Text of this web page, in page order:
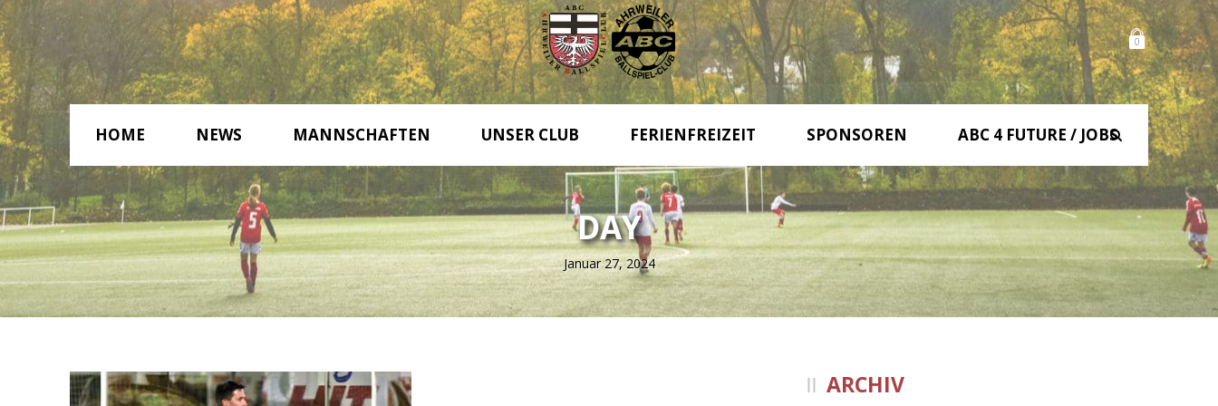
0
HOME NEWS MANNSCHAFTEN UNSER CLUB FERIENFREIZEIT SPONSOREN ABC 4 FUTURE / JOBS
DAY
Januar 27, 2024
ARCHIV